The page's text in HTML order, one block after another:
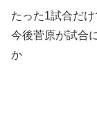
たった1試合だ
今後菅原が試合
か